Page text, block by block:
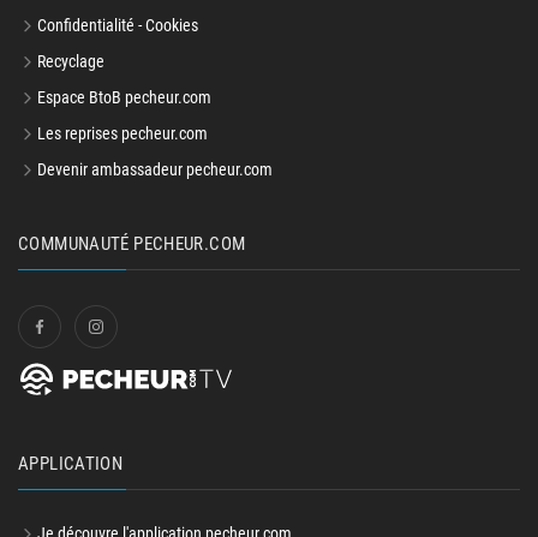
Confidentialité - Cookies
Recyclage
Espace BtoB pecheur.com
Les reprises pecheur.com
Devenir ambassadeur pecheur.com
COMMUNAUTÉ PECHEUR.COM
APPLICATION